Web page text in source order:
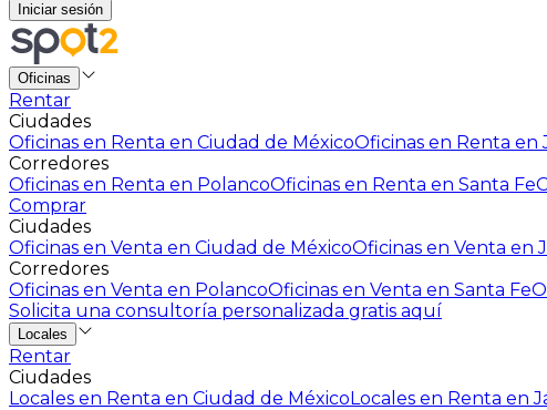
Iniciar sesión
Oficinas
Rentar
Ciudades
Oficinas en Renta en Ciudad de MéxicoOficinas en Renta en
Corredores
Oficinas en Renta en PolancoOficinas en Renta en Santa Fe
Comprar
Ciudades
Oficinas en Venta en Ciudad de MéxicoOficinas en Venta en
Corredores
Oficinas en Venta en PolancoOficinas en Venta en Santa Fe
Solicita una consultoría personalizada gratis aquí
Locales
Rentar
Ciudades
Locales en Renta en Ciudad de MéxicoLocales en Renta en